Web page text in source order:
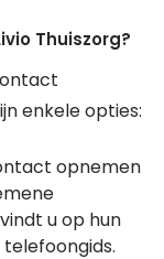
Thuiszorg?
enkele opties:
opnemen
u op hun